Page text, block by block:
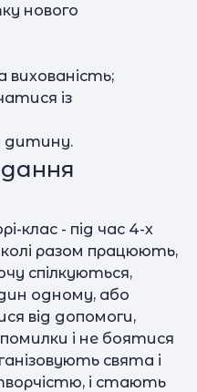
нового
із
дитину.
клас - під час 4-х
разом працюють,
спілкуються,
одному, або
від допомоги,
і не боятися
свята і
і стають